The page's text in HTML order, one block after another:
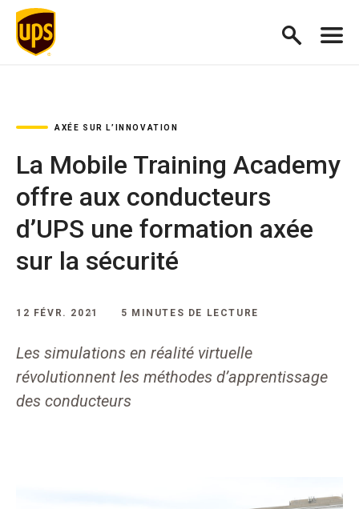
AXÉE SUR L’INNOVATION
La Mobile Training Academy
offre aux conducteurs
d’UPS une formation axée
sur la sécurité
12 FÉVR. 2021 5 MINUTES DE LECTURE
Les simulations en réalité virtuelle
révolutionnent les méthodes d’apprentissage
des conducteurs